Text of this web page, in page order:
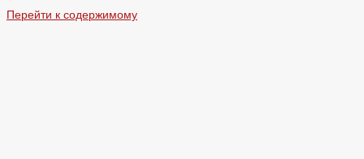
Перейти к содержимому